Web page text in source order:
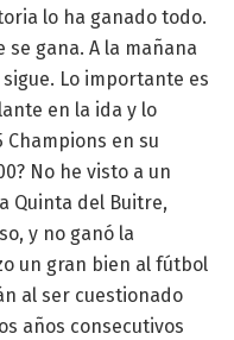
lo ha ganado todo.
gana. A la mañana
Lo importante es
en la ida y lo
Champions en su
No he visto a un
Quinta del Buitre,
y no ganó la
un gran bien al fútbol
al ser cuestionado
años consecutivos